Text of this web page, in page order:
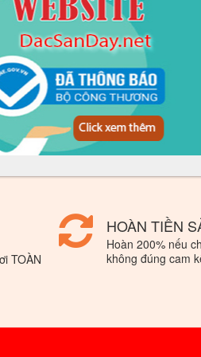
TOÀN
HOÀN TIỀN
Hoàn 200% nếu
không đúng cam